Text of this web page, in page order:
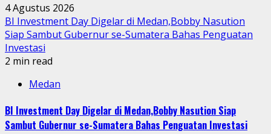
4 Agustus 2026
BI Investment Day Digelar di Medan,Bobby Nasution
Siap Sambut Gubernur se-Sumatera Bahas Penguatan
Investasi
2 min read
Medan
BI Investment Day Digelar di Medan,Bobby Nasution Siap
Sambut Gubernur se-Sumatera Bahas Penguatan Investasi